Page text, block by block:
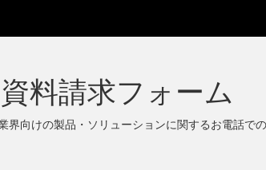
料請求フォーム
界向けの製品・ソリューションに関するお電話で